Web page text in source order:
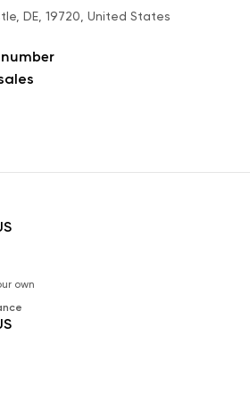
DE, 19720, United States
number
own